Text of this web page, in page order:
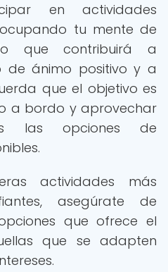
en actividades
tu mente de
que contribuirá a
de ánimo positivo y a
que el objetivo es
a bordo y aprovechar
las opciones de
actividades más
asegúrate de
que ofrece el
que se adapten